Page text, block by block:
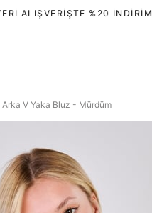
ALIŞVERIŞTE %20 İNDIRIM
Arka V Yaka Bluz - Mürdüm